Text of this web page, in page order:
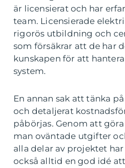
är licensierat och har
team. Licensierade
rigorös utbildning och
som försäkrar att de har
kunskapen för att
system.
En annan sak att tänka
och detaljerat
påbörjas. Genom att
man oväntade utgifter
alla delar av projektet
också alltid en god idé